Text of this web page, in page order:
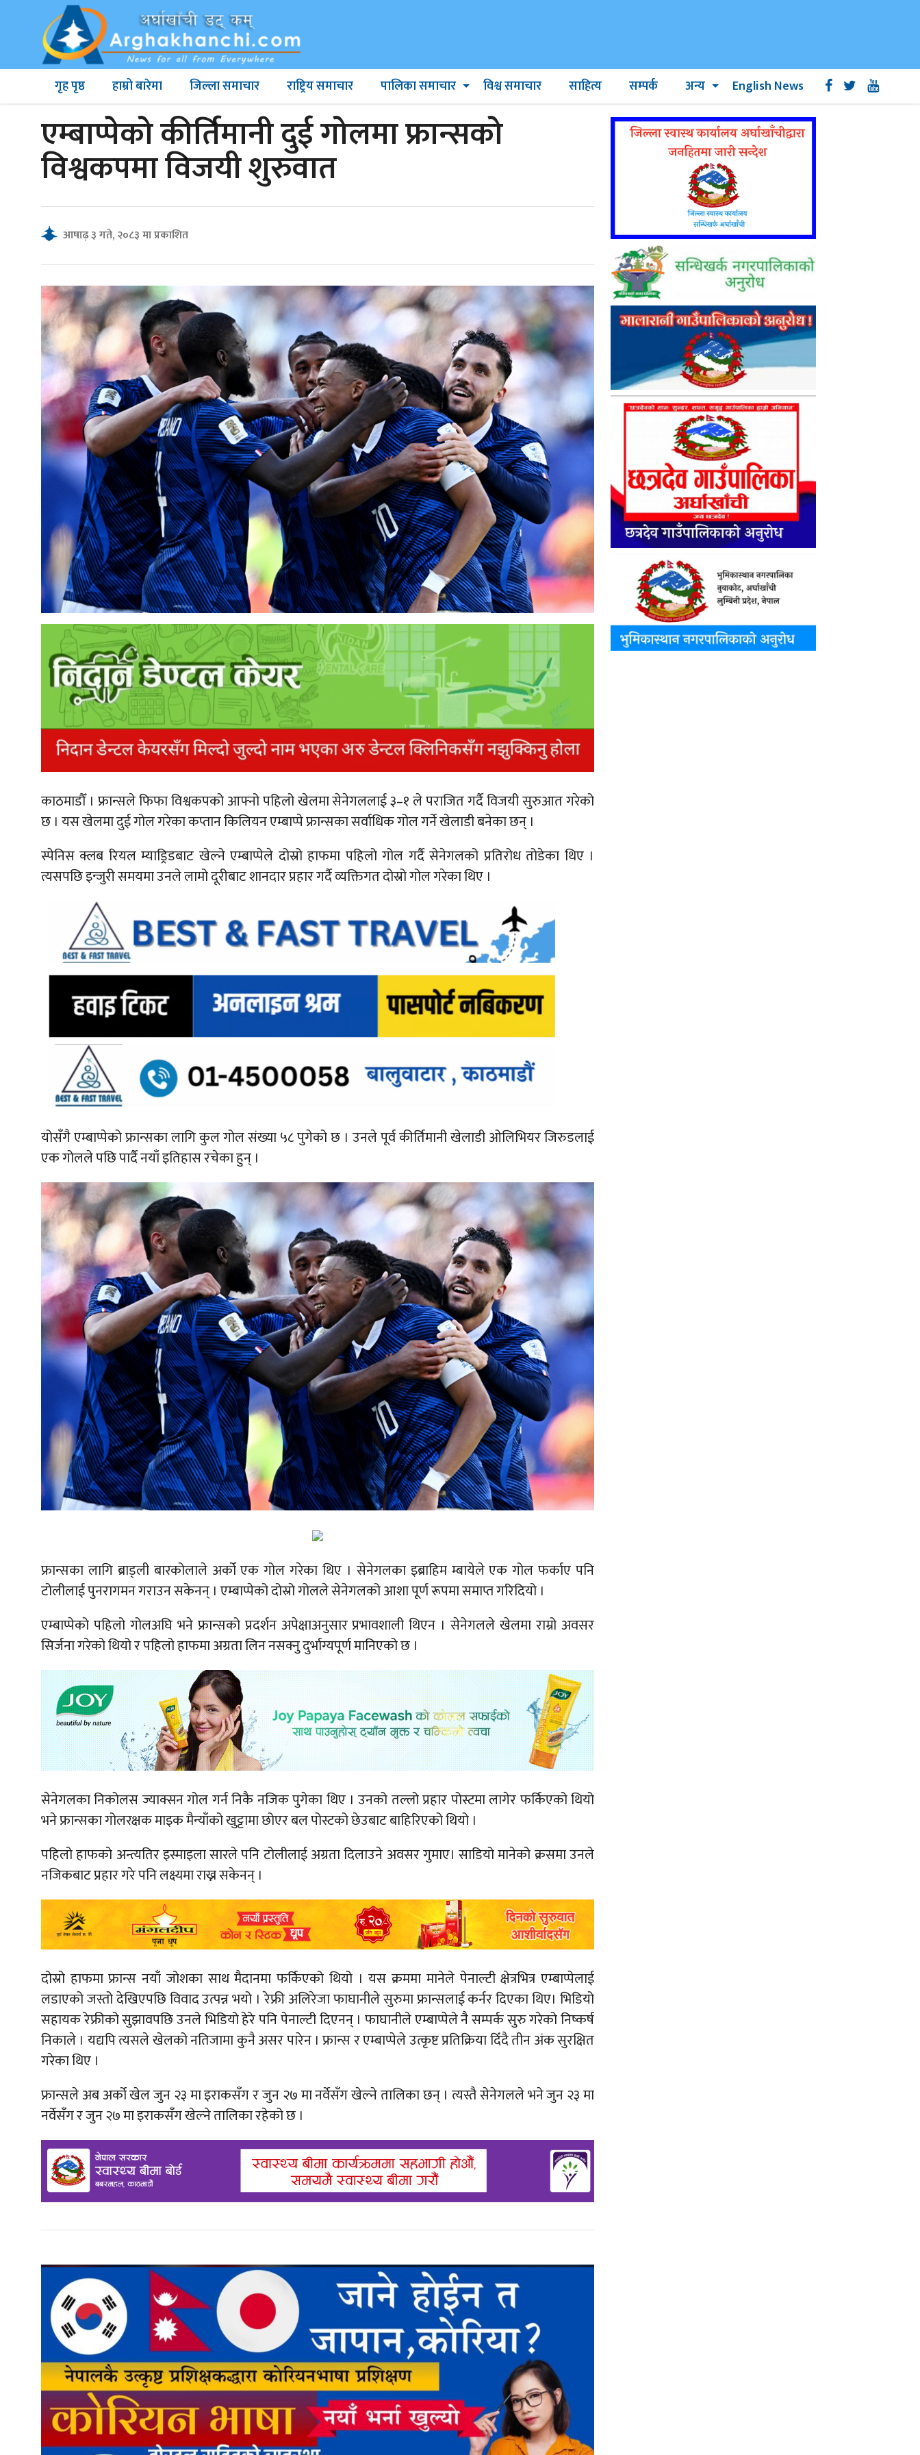
गृह पृष्ठ हाम्रो बारेमा जिल्ला समाचार राष्ट्रिय समाचार पालिका समाचार विश्व समाचार साहित्य सम्पर्क अन्य English News
एम्बाप्पेको कीर्तिमानी दुई गोलमा फ्रान्सको
विश्वकपमा विजयी शुरुवात
आषाढ़ ३ गते, २०८३ मा प्रकाशित
काठमाडौँ । फ्रान्सले फिफा विश्वकपको आफ्नो पहिलो खेलमा सेनेगललाई ३–१ ले पराजित गर्दै विजयी सुरुआत गरेको
छ । यस खेलमा दुई गोल गरेका कप्तान किलियन एम्बाप्पे फ्रान्सका सर्वाधिक गोल गर्ने खेलाडी बनेका छन् ।
स्पेनिस क्लब रियल म्याड्रिडबाट खेल्ने एम्बाप्पेले दोस्रो हाफमा पहिलो गोल गर्दै सेनेगलको प्रतिरोध तोडेका थिए ।
त्यसपछि इन्जुरी समयमा उनले लामो दूरीबाट शानदार प्रहार गर्दै व्यक्तिगत दोस्रो गोल गरेका थिए ।
योसँगै एम्बाप्पेको फ्रान्सका लागि कुल गोल संख्या ५८ पुगेको छ । उनले पूर्व कीर्तिमानी खेलाडी ओलिभियर जिरुडलाई
एक गोलले पछि पार्दै नयाँ इतिहास रचेका हुन् ।
फ्रान्सका लागि ब्राड्ली बारकोलाले अर्को एक गोल गरेका थिए । सेनेगलका इब्राहिम म्बायेले एक गोल फर्काए पनि
टोलीलाई पुनरागमन गराउन सकेनन् । एम्बाप्पेको दोस्रो गोलले सेनेगलको आशा पूर्ण रूपमा समाप्त गरिदियो ।
एम्बाप्पेको पहिलो गोलअघि भने फ्रान्सको प्रदर्शन अपेक्षाअनुसार प्रभावशाली थिएन । सेनेगलले खेलमा राम्रो अवसर
सिर्जना गरेको थियो र पहिलो हाफमा अग्रता लिन नसक्नु दुर्भाग्यपूर्ण मानिएको छ ।
सेनेगलका निकोलस ज्याक्सन गोल गर्न निकै नजिक पुगेका थिए । उनको तल्लो प्रहार पोस्टमा लागेर फर्किएको थियो
भने फ्रान्सका गोलरक्षक माइक मैन्याँको खुट्टामा छोएर बल पोस्टको छेउबाट बाहिरिएको थियो ।
पहिलो हाफको अन्त्यतिर इस्माइला सारले पनि टोलीलाई अग्रता दिलाउने अवसर गुमाए। साडियो मानेको क्रसमा उनले
नजिकबाट प्रहार गरे पनि लक्ष्यमा राख्न सकेनन् ।
दोस्रो हाफमा फ्रान्स नयाँ जोशका साथ मैदानमा फर्किएको थियो । यस क्रममा मानेले पेनाल्टी क्षेत्रभित्र एम्बाप्पेलाई
लडाएको जस्तो देखिएपछि विवाद उत्पन्न भयो । रेफ्री अलिरेजा फाघानीले सुरुमा फ्रान्सलाई कर्नर दिएका थिए। भिडियो
सहायक रेफ्रीको सुझावपछि उनले भिडियो हेरे पनि पेनाल्टी दिएनन् । फाघानीले एम्बाप्पेले नै सम्पर्क सुरु गरेको निष्कर्ष
निकाले । यद्यपि त्यसले खेलको नतिजामा कुनै असर पारेन । फ्रान्स र एम्बाप्पेले उत्कृष्ट प्रतिक्रिया दिँदै तीन अंक सुरक्षित
गरेका थिए ।
फ्रान्सले अब अर्को खेल जुन २३ मा इराकसँग र जुन २७ मा नर्वेसँग खेल्ने तालिका छन् । त्यस्तै सेनेगलले भने जुन २३ मा
नर्वेसँग र जुन २७ मा इराकसँग खेल्ने तालिका रहेको छ ।